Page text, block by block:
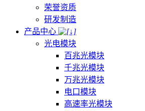
荣誉资质
研发制造
产品中心
光电模块
百兆光模块
千兆光模块
万兆光模块
电口模块
高速率光模块